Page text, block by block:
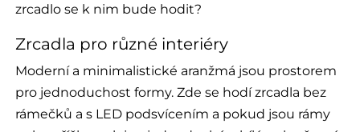
zrcadlo se k nim bude hodit?
Zrcadla pro různé interiéry
Moderní a minimalistické aranžmá jsou prostorem
pro jednoduchost formy. Zde se hodí zrcadla bez
rámečků a s LED podsvícením a pokud jsou rámy